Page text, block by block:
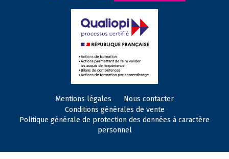
Mentions légales
Nous contacter
Conditions générales de vente
Politique générale de protection des données à caractère
personnel